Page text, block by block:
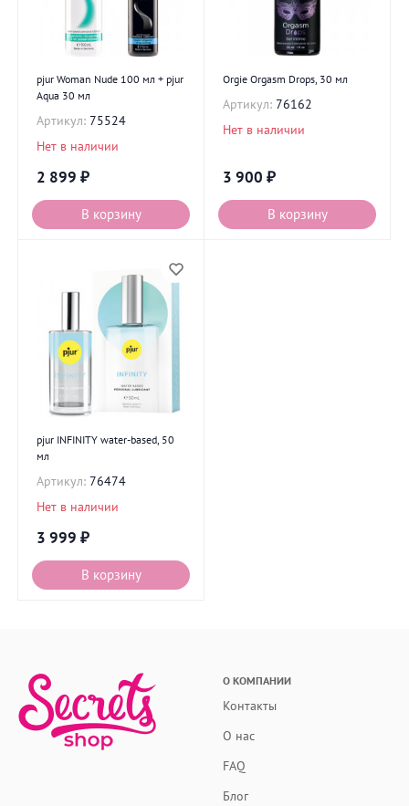
pjur Woman Nude 100 мл + pjur
Aqua 30 мл
Артикул: 75524
Нет в наличии
2 899 ₽
В корзину
Orgie Orgasm Drops, 30 мл
Артикул: 76162
Нет в наличии
3 900 ₽
В корзину
pjur INFINITY water-based, 50
мл
Артикул: 76474
Нет в наличии
3 999 ₽
В корзину
О КОМПАНИИ
Контакты
О нас
FAQ
Блог